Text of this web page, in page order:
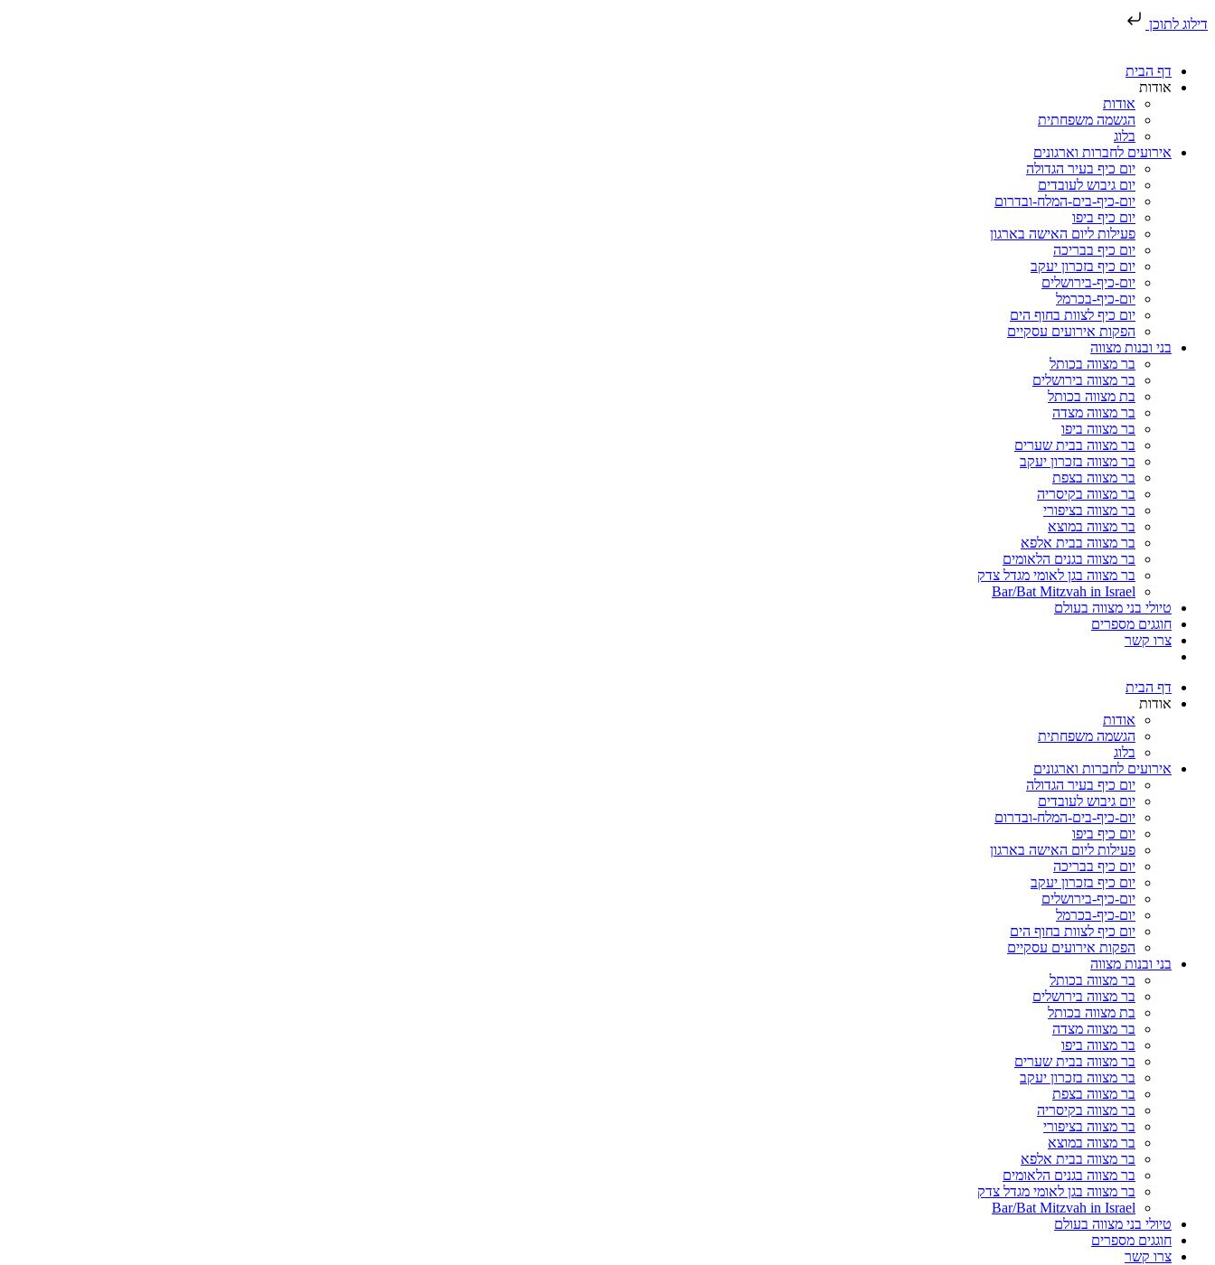
דילוג לתוכן
דף הבית
אודות
אודות
הגשמה משפחתית
בלוג
אירועים לחברות וארגונים
יום כיף בעיר הגדולה
יום גיבוש לעובדים
יום-כיף-בים-המלח-ובדרום
יום כיף ביפו
פעילות ליום האישה בארגון
יום כיף בבריכה
יום כיף בזכרון יעקב
יום-כיף-בירושלים
יום-כיף-בכרמל
יום כיף לצוות בחוף הים
הפקות אירועים עסקיים
בני ובנות מצווה
בר מצווה בכותל
בר מצווה בירושלים
בת מצווה בכותל
בר מצווה מצדה
בר מצווה ביפו
בר מצווה בבית שערים
בר מצווה בזכרון יעקב
בר מצווה בצפת
בר מצווה בקיסריה
בר מצווה בציפורי
בר מצווה במוצא
בר מצווה בבית אלפא
בר מצווה בגנים הלאומים
בר מצווה בגן לאומי מגדל צדק
Bar/Bat Mitzvah in Israel
טיולי בני מצווה בעולם
חוגגים מספרים
צרו קשר
דף הבית
אודות
אודות
הגשמה משפחתית
בלוג
אירועים לחברות וארגונים
יום כיף בעיר הגדולה
יום גיבוש לעובדים
יום-כיף-בים-המלח-ובדרום
יום כיף ביפו
פעילות ליום האישה בארגון
יום כיף בבריכה
יום כיף בזכרון יעקב
יום-כיף-בירושלים
יום-כיף-בכרמל
יום כיף לצוות בחוף הים
הפקות אירועים עסקיים
בני ובנות מצווה
בר מצווה בכותל
בר מצווה בירושלים
בת מצווה בכותל
בר מצווה מצדה
בר מצווה ביפו
בר מצווה בבית שערים
בר מצווה בזכרון יעקב
בר מצווה בצפת
בר מצווה בקיסריה
בר מצווה בציפורי
בר מצווה במוצא
בר מצווה בבית אלפא
בר מצווה בגנים הלאומים
בר מצווה בגן לאומי מגדל צדק
Bar/Bat Mitzvah in Israel
טיולי בני מצווה בעולם
חוגגים מספרים
צרו קשר